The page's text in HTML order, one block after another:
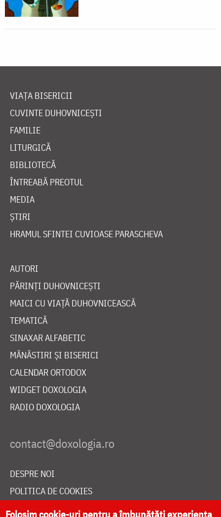
VIAȚA BISERICII
CUVINTE DUHOVNICEȘTI
FAMILIE
LITURGICĂ
BIBLIOTECĂ
ÎNTREABĂ PREOTUL
MEDIA
ȘTIRI
HRAMUL SFINTEI CUVIOASE PARASCHEVA
AUTORI
PĂRINȚI DUHOVNICEȘTI
MAICI CU VIAȚĂ DUHOVNICEASCĂ
TEMATICĂ
SINAXAR ALFABETIC
MĂNĂSTIRI ȘI BISERICI
CALENDAR ORTODOX
WIDGET DOXOLOGIA
RADIO DOXOLOGIA
DESPRE NOI
POLITICA DE COOKIES
DONEAZĂ ONLINE PENTRU CATEDRALA NAȚIONALĂ
Folosim cookie-uri pentru a îmbunătăți experiența